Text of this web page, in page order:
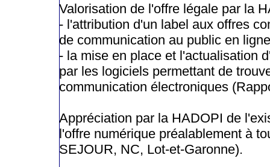
Valorisation de l'offre légale par la
- l'attribution d'un label aux offres
de communication au public en
- la mise en place et l'actualisation
par les logiciels permettant de
communication électroniques
Appréciation par la HADOPI de
l'offre numérique préalablement à
SEJOUR, NC, Lot-et-Garonne).